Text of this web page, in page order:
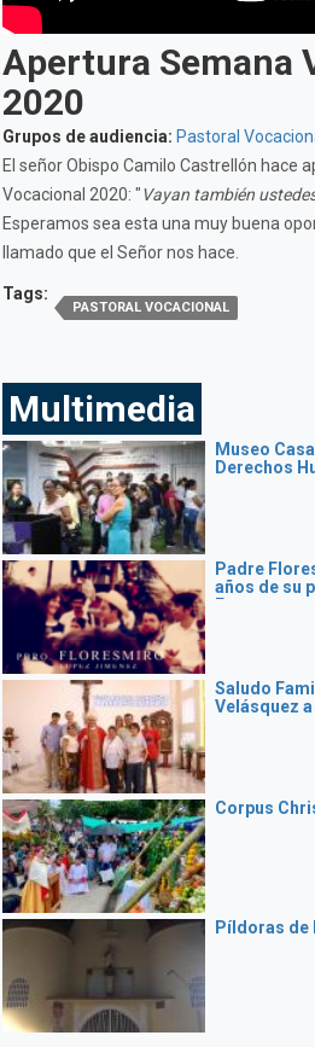
Apertura Semana
2020
Grupos de audiencia: Pastoral
El señor Obispo Camilo Castrellón hace
Vocacional 2020: "Vayan también
Esperamos sea esta una muy buena
llamado que el Señor nos hace.
Tags:
PASTORAL VOCACIONAL
Multimedia
Museo
Derechos
Padre
años de su
Eterno
Saludo
Velásquez
Corpus
Píldoras de